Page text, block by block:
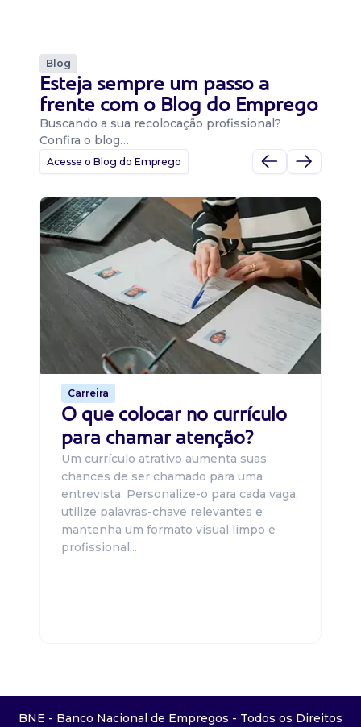
Blog
Esteja sempre um passo a
frente com o Blog do Emprego
Buscando a sua recolocação profissional?
Confira o blog…
Acesse o Blog do Emprego
Carreira
O que colocar no currículo
para chamar atenção?
Um currículo atrativo aumenta suas
chances de ser chamado para uma
entrevista. Personalize-o para cada vaga,
utilize palavras-chave relevantes e
mantenha um formato visual limpo e
profissional...
BNE - Banco Nacional de Empregos - Todos os Direitos